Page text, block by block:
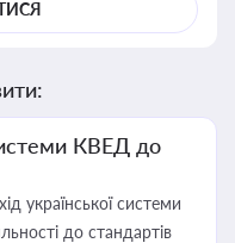
КВЕД до
української системи
до стандартів